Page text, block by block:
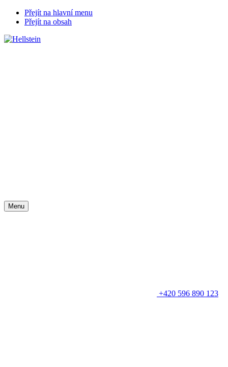
Přejít na hlavní menu
Přejít na obsah
Menu
+420 596 890 123
Chat zákaznické podpory